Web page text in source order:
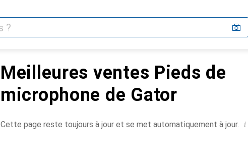
Meilleures ventes Pieds de
microphone de Gator
Cette page reste toujours à jour et se met automatiquement à jour. i